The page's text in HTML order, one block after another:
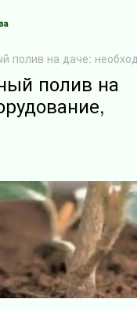
полив на даче:
полив на